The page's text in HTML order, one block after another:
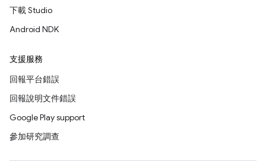
下載 Studio
Android NDK
支援服務
回報平台錯誤
回報說明文件錯誤
Google Play support
參加研究調查